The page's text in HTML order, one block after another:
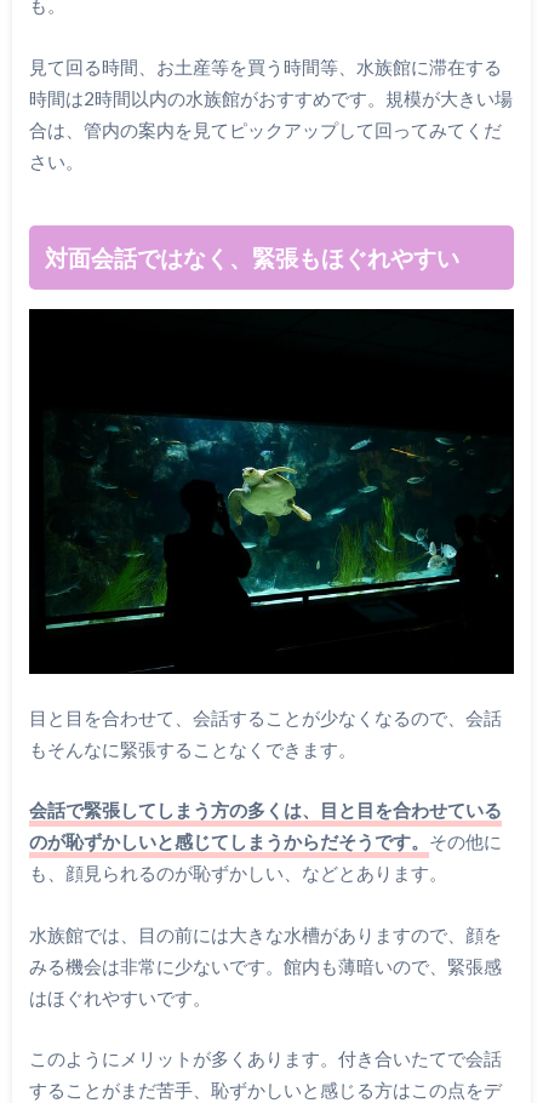
も。
見て回る時間、お土産等を買う時間等、水族館に滞在する
時間は2時間以内の水族館がおすすめです。規模が大きい場
合は、管内の案内を見てピックアップして回ってみてくだ
さい。
対面会話ではなく、緊張もほぐれやすい
目と目を合わせて、会話することが少なくなるので、会話
もそんなに緊張することなくできます。
会話で緊張してしまう方の多くは、目と目を合わせている
のが恥ずかしいと感じてしまうからだそうです。 その他に
も、顔見られるのが恥ずかしい、などとあります。
水族館では、目の前には大きな水槽がありますので、顔を
みる機会は非常に少ないです。館内も薄暗いので、緊張感
はほぐれやすいです。
このようにメリットが多くあります。付き合いたてで会話
することがまだ苦手、恥ずかしいと感じる方はこの点をデ